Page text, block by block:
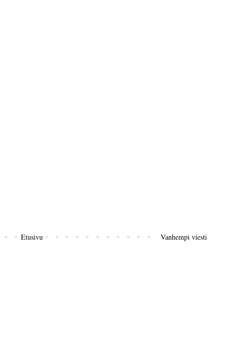
Vanhempi viesti
Etusivu